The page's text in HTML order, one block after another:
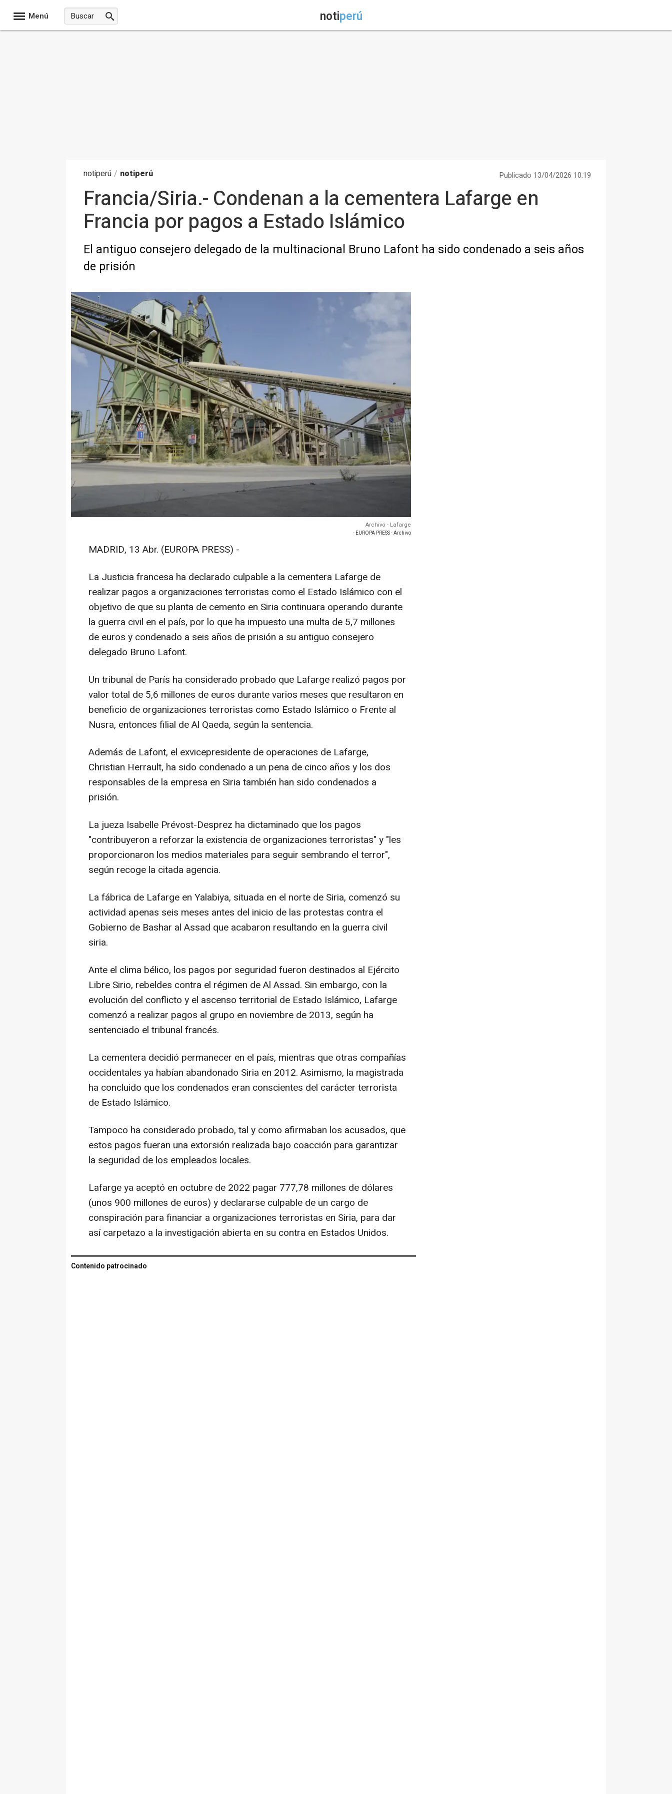
Menú notiperú
notiperú / notiperú Publicado 13/04/2026 10:19
Francia/Siria.- Condenan a la cementera Lafarge en
Francia por pagos a Estado Islámico
El antiguo consejero delegado de la multinacional Bruno Lafont ha sido condenado a seis años
de prisión
Archivo - Lafarge
- EUROPA PRESS - Archivo
MADRID, 13 Abr. (EUROPA PRESS) -
La Justicia francesa ha declarado culpable a la cementera Lafarge de
realizar pagos a organizaciones terroristas como el Estado Islámico con el
objetivo de que su planta de cemento en Siria continuara operando durante
la guerra civil en el país, por lo que ha impuesto una multa de 5,7 millones
de euros y condenado a seis años de prisión a su antiguo consejero
delegado Bruno Lafont.
Un tribunal de París ha considerado probado que Lafarge realizó pagos por
valor total de 5,6 millones de euros durante varios meses que resultaron en
beneficio de organizaciones terroristas como Estado Islámico o Frente al
Nusra, entonces filial de Al Qaeda, según la sentencia.
Además de Lafont, el exvicepresidente de operaciones de Lafarge,
Christian Herrault, ha sido condenado a un pena de cinco años y los dos
responsables de la empresa en Siria también han sido condenados a
prisión.
La jueza Isabelle Prévost-Desprez ha dictaminado que los pagos
"contribuyeron a reforzar la existencia de organizaciones terroristas" y "les
proporcionaron los medios materiales para seguir sembrando el terror",
según recoge la citada agencia.
La fábrica de Lafarge en Yalabiya, situada en el norte de Siria, comenzó su
actividad apenas seis meses antes del inicio de las protestas contra el
Gobierno de Bashar al Assad que acabaron resultando en la guerra civil
siria.
Ante el clima bélico, los pagos por seguridad fueron destinados al Ejército
Libre Sirio, rebeldes contra el régimen de Al Assad. Sin embargo, con la
evolución del conflicto y el ascenso territorial de Estado Islámico, Lafarge
comenzó a realizar pagos al grupo en noviembre de 2013, según ha
sentenciado el tribunal francés.
La cementera decidió permanecer en el país, mientras que otras compañías
occidentales ya habían abandonado Siria en 2012. Asimismo, la magistrada
ha concluido que los condenados eran conscientes del carácter terrorista
de Estado Islámico.
Tampoco ha considerado probado, tal y como afirmaban los acusados, que
estos pagos fueran una extorsión realizada bajo coacción para garantizar
la seguridad de los empleados locales.
Lafarge ya aceptó en octubre de 2022 pagar 777,78 millones de dólares
(unos 900 millones de euros) y declararse culpable de un cargo de
conspiración para financiar a organizaciones terroristas en Siria, para dar
así carpetazo a la investigación abierta en su contra en Estados Unidos.
Contenido patrocinado